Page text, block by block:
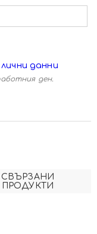
данни
ден.
СВЪРЗАНИ
ПРОДУКТИ